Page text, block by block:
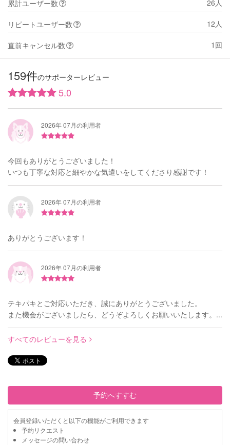
累計ユーザー数
26人
リピートユーザー数 12人
直前キャンセル数 1回
159件のサポーターレビュー
5.0
2026年 07月の利用者
今回もありがとうございました！
いつも丁寧な対応と細やかな気遣いをしてくださり感謝です！
2026年 07月の利用者
ありがとうございます！
2026年 07月の利用者
テキパキとご対応いただき、誠にありがとうございました。
また機会がございましたら、どうぞよろしくお願いいたします。...
すべてのレビューを見る
予約へすすむ
会員登録いただくと以下の機能がご利用できます
予約リクエスト
メッセージの問い合わせ